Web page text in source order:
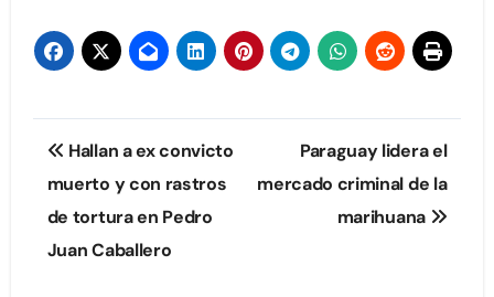
Navegación
de
entradas
Hallan a ex convicto
muerto y con rastros
de tortura en Pedro
Juan Caballero
Paraguay lidera el
mercado criminal de la
marihuana